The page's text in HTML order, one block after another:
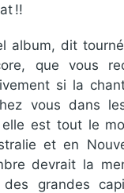
!!
album, dit
que vous
si la
vous dans
est tout le
et en
devrait la
des grandes